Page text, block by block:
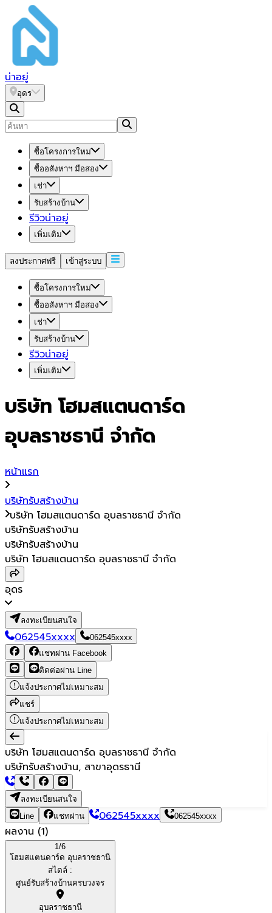
น่าอยู่
อุดร
ซื้อโครงการใหม่
ซื้ออสังหาฯ มือสอง
เช่า
รับสร้างบ้าน
รีวิวน่าอยู่
เพิ่มเติม
ลงประกาศฟรี เข้าสู่ระบบ
ซื้อโครงการใหม่
ซื้ออสังหาฯ มือสอง
เช่า
รับสร้างบ้าน
รีวิวน่าอยู่
เพิ่มเติม
บริษัท โฮมสแตนดาร์ด
อุบลราชธานี จำกัด
หน้าแรก
บริษัทรับสร้างบ้าน
บริษัท โฮมสแตนดาร์ด อุบลราชธานี จำกัด
บริษัทรับสร้างบ้าน
บริษัทรับสร้างบ้าน
บริษัท โฮมสแตนดาร์ด อุบลราชธานี จำกัด
อุดร
ลงทะเบียนสนใจ
062545xxxx
062545xxxx
แชทผ่าน Facebook
ติดต่อผ่าน Line
แจ้งประกาศไม่เหมาะสม
แชร์
แจ้งประกาศไม่เหมาะสม
บริษัท โฮมสแตนดาร์ด อุบลราชธานี จำกัด
บริษัทรับสร้างบ้าน, สาขาอุดรธานี
ลงทะเบียนสนใจ
Line
แชทผ่าน 062545xxxx 062545xxxx
ผลงาน (1)
1/6
โฮมสแตนดาร์ด อุบลราชธานี
สไตล์ :
ศูนย์รับสร้างบ้านครบวงจร
อุบลราชธานี